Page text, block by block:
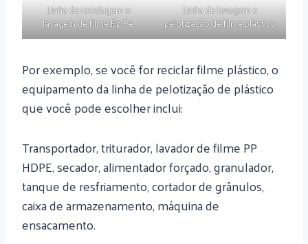
Linha de reciclagem e
lavagem de filme Pp Pe
Linha de lavagem e
pelotização de filme plástico
Por exemplo, se você for reciclar filme plástico, o
equipamento da linha de pelotização de plástico
que você pode escolher inclui:
Transportador, triturador, lavador de filme PP
HDPE, secador, alimentador forçado, granulador,
tanque de resfriamento, cortador de grânulos,
caixa de armazenamento, máquina de
ensacamento.